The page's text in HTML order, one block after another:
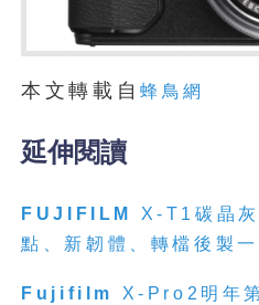
本文轉載自蜂鳥網
延伸閱讀
FUJIFILM
X-T1碳晶
點、新韌體、轉檔後製
Fujifilm
X-Pro2明年